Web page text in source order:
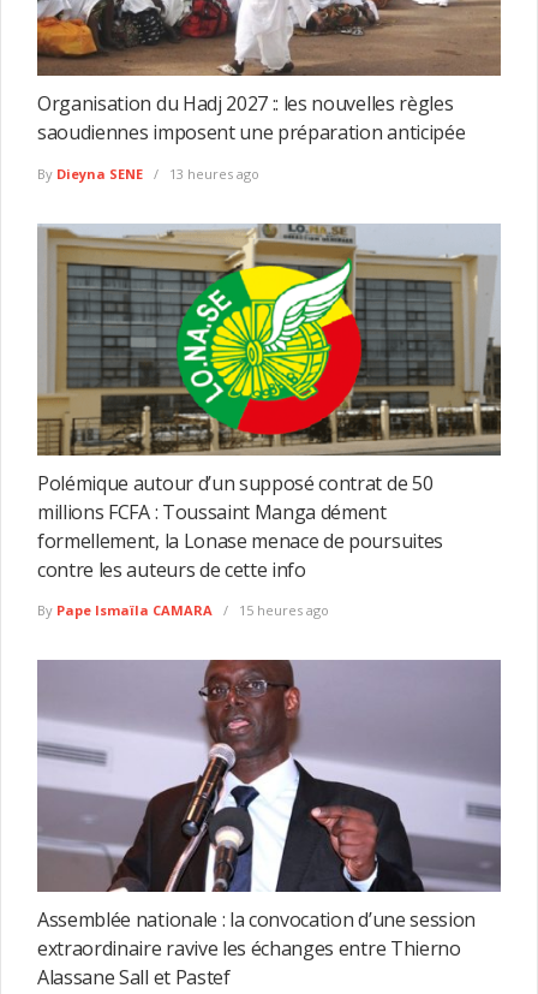
Organisation du Hadj 2027 :: les nouvelles règles
saoudiennes imposent une préparation anticipée
By Dieyna SENE 13 heures ago
Polémique autour d’un supposé contrat de 50
millions FCFA : Toussaint Manga dément
formellement, la Lonase menace de poursuites
contre les auteurs de cette info
By Pape Ismaïla CAMARA 15 heures ago
Assemblée nationale : la convocation d’une session
extraordinaire ravive les échanges entre Thierno
Alassane Sall et Pastef